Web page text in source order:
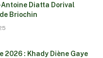
Antoine Diatta Dorival
Briochin
2026 : Khady Diène Gaye